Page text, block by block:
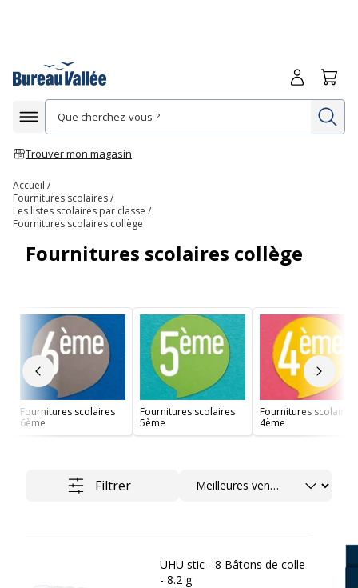
Afficher la navigation
Trouver mon magasin
Me
Accueil
Fournitures scolaires
Les listes scolaires par classe
Fournitures scolaires collège
Fournitures scolaires collège
Slide précédent Slide
Fournitures scolaires
6ème
Fournitures scolaires
5ème
Fournitures scolaires
4ème
Filtrer Trier
UHU stic - 8 Bâtons de colle
- 8.2 g